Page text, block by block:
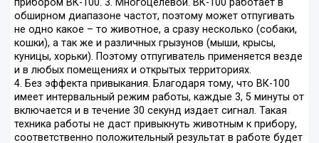
прибором ВК-100. 3. Многоцелевой. ВК-100 работает в
обширном диапазоне частот, поэтому может отпугивать
не одно какое – то животное, а сразу несколько (собаки,
кошки), а так же и различных грызунов (мыши, крысы,
куницы, хорьки). Поэтому отпугиватель применяется везде
и в любых помещениях и открытых территориях.
4. Без эффекта привыкания. Благодаря тому, что ВК-100
имеет интервальный режим работы, каждые 3, 5 минуты от
включается и в течение 30 секунд издает сигнал. Такая
техника работы не даст привыкнуть животным к прибору,
соответственно положительный результат в работе будет